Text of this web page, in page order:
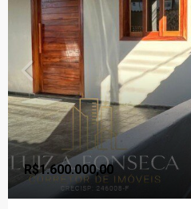
R$1.600.000,00